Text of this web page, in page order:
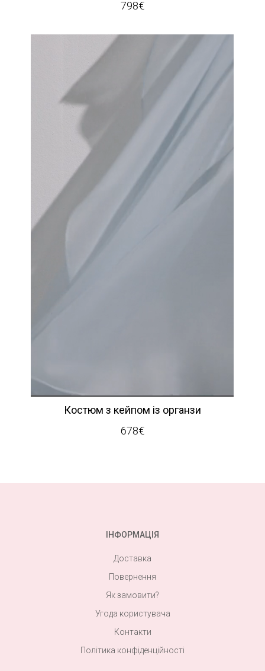
798€
Костюм з кейпом із органзи
678€
ІНФОРМАЦІЯ
Доставка
Повернення
Як замовити?
Угода користувача
Контакти
Політика конфіденційності